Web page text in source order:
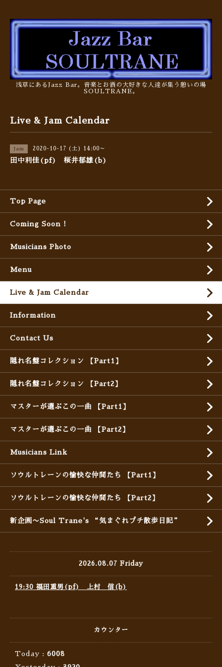
浅草にあるJazz Bar。音楽とお酒の大好きな人達が集う憩いの場
SOULTRANE。
Live & Jam Calendar
Jam 2020-10-17 (土) 14:00～
田中利佳(pf) 桜井郁雄(b)
Top Page
Coming Soon !
Musicians Photo
Menu
Live & Jam Calendar
Information
Contact Us
隠れ名盤コレクション 【Part1】
隠れ名盤コレクション 【Part2】
マスターが選ぶこの一曲 【Part1】
マスターが選ぶこの一曲 【Part2】
Musicians Link
ソウルトレーンの愉快な仲間たち 【Part1】
ソウルトレーンの愉快な仲間たち 【Part2】
新企画〜Soul Trane's “気まぐれプチ散歩日記”
2026.08.07 Friday
19:30 福田重男(pf) 上村 信(b)
カウンター
Today : 6008